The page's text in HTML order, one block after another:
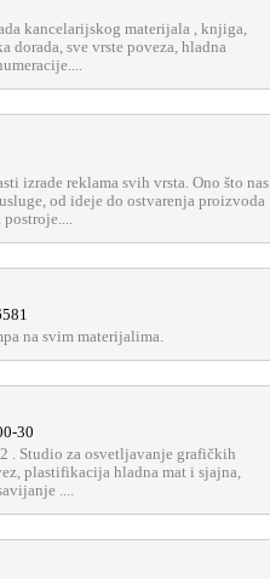
kancelarijskog materijala , knjiga,
dorada, sve vrste poveza, hladna
izrade reklama svih vrsta. Ono što nas
od ideje do ostvarenja proizvoda
postroje....
na svim materijalima.
30
. Studio za osvetljavanje grafičkih
plastifikacija hladna mat i sjajna,
....